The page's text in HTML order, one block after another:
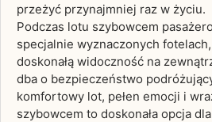
przeżyć przynajmniej raz w życiu.
Podczas lotu szybowcem
specjalnie wyznaczonych
doskonałą widoczność na
dba o bezpieczeństwo
komfortowy lot, pełen emocji i
szybowcem to doskonała opcja